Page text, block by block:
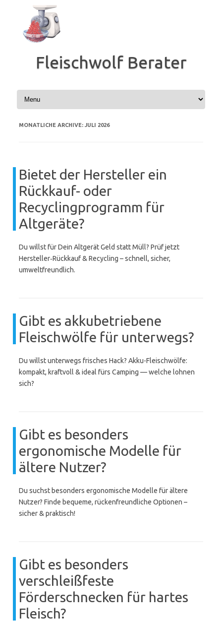
springen
Fleischwolf Berater
MONATLICHE ARCHIVE: JULI 2026
Bietet der Hersteller ein
Rückkauf- oder
Recyclingprogramm für
Altgeräte?
Du willst für Dein Altgerät Geld statt Müll? Prüf jetzt
Hersteller‑Rückkauf & Recycling – schnell, sicher,
umweltfreundlich.
Gibt es akkubetriebene
Fleischwölfe für unterwegs?
Du willst unterwegs frisches Hack? Akku-Fleischwölfe:
kompakt, kraftvoll & ideal fürs Camping — welche lohnen
sich?
Gibt es besonders
ergonomische Modelle für
ältere Nutzer?
Du suchst besonders ergonomische Modelle für ältere
Nutzer? Finde bequeme, rückenfreundliche Optionen –
sicher & praktisch!
Gibt es besonders
verschleißfeste
Förderschnecken für hartes
Fleisch?